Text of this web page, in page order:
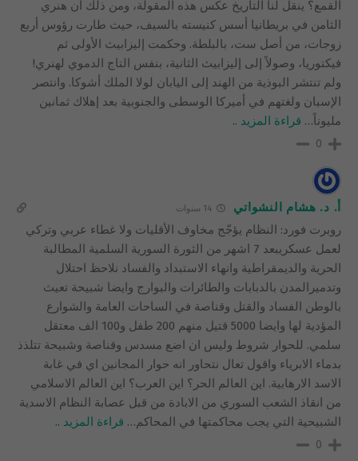
القمع؟ ينقل لنا التاريخ عكس هذه المقولة، ومن ذلك أن هنري
الثامن في بريطانيا أسس كنيسته بالسيف، حيث طارت رؤوس أربع
زوجات، من أصل ست، بالبلطة. وحكمت إليزابيث الأولى ثم
فيكتوريا، وصولاً إلى إليزابيث الثانية، بنفس التاج الدموي لهنري!
ولم تنتشر البوذية من الهند إلى اليابان لولا الملك أشوكا. وانتصر
الإسبان ولغتهم في أميركا الوسطى والجنوبية بعد إهلاك ثمانين
مليوناً… قراءة المزيد ..
0
أ. د. هشام النشواتي 14 سنوات
روبرت فورد: النظام يؤجّج مخاوف الأقليات ولا غطاء عربي وتركي
لعمل عسكريبعد 7 اشهر من الثورة السورية السلمية المطالبة
الحرية والديمقراطية وانهاء الاستبداد والفساد نلاحظ احتلال
وتدميرالمدن بالدبابات والطائرات والبوارج وايضا شبيحة تعيث
بالوطن الفساد والقتل وقناصة في الساحات العامة والشوارع
المؤدية لها وايضا 5000 قتيل منهم 200 طفل و100 الف معتقل
سلمي. للحوار شروط وليس ان اضع مسدس وقناصة وشبيحة تتلذذ
بدماء الابرياء واقول تعال نتحاور انه حوار المجانين اي في غابة
الاسد الارهابية. اين العالم الحر؟ اين العرب؟ اين العالم الاسلامي
من انقاذ الشعب السوري من الابادة من قبل عصابة النظام الاسدية
الشبيحية التي يجب محاكمتها في المحاكم … قراءة المزيد ..
0